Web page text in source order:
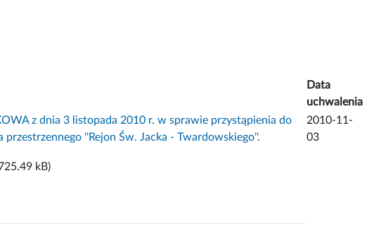
Data
uchwalenia
z dnia 3 listopada 2010 r. w sprawie przystąpienia do
''Rejon Św. Jacka - Twardowskiego''.
2010-11-
03
kB)